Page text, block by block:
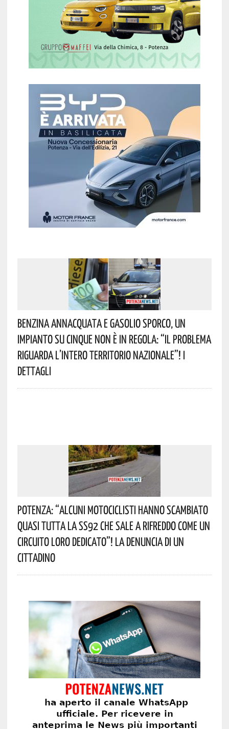
Benzina Annacquata E Gasolio Sporco, Un
Impianto Su Cinque Non È In Regola: “il Problema
Riguarda L’intero Territorio Nazionale”! I
Dettagli
Potenza: “alcuni Motociclisti Hanno Scambiato
Quasi Tutta La SS92 Che Sale A Rifreddo Come Un
Circuito Loro Dedicato”! La Denuncia Di Un
Cittadino